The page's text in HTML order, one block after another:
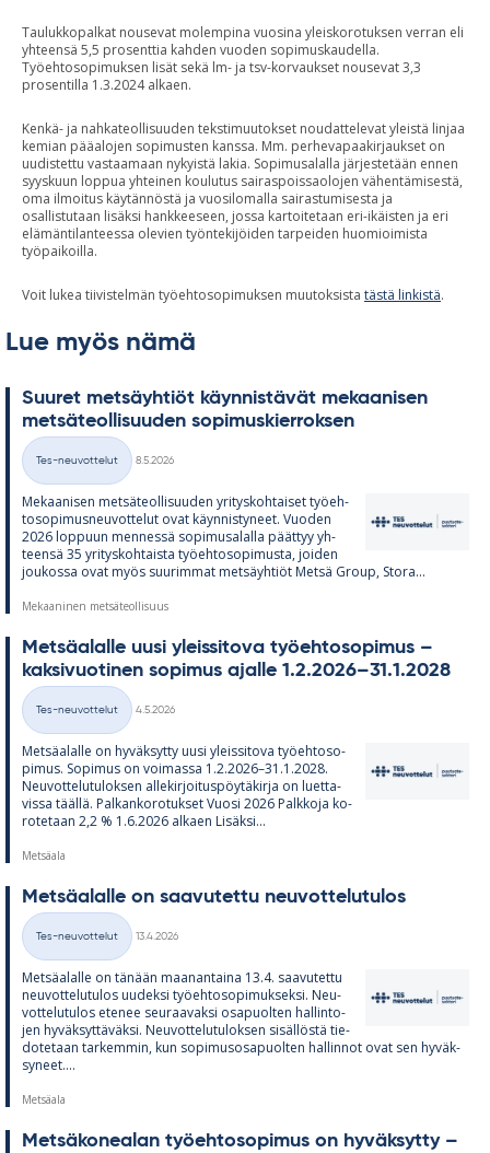
Taulukkopalkat nousevat molempina vuosina yleiskorotuksen verran eli
yhteensä 5,5 prosenttia kahden vuoden sopimuskaudella.
Työehtosopimuksen lisät sekä lm- ja tsv-korvaukset nousevat 3,3
prosentilla 1.3.2024 alkaen.
Kenkä- ja nahkateollisuuden tekstimuutokset noudattelevat yleistä linjaa
kemian pääalojen sopimusten kanssa. Mm. perhevapaakirjaukset on
uudistettu vastaamaan nykyistä lakia. Sopimusalalla järjestetään ennen
syyskuun loppua yhteinen koulutus sairaspoissaolojen vähentämisestä,
oma ilmoitus käytännöstä ja vuosilomalla sairastumisesta ja
osallistutaan lisäksi hankkeeseen, jossa kartoitetaan eri-ikäisten ja eri
elämäntilanteessa olevien työntekijöiden tarpeiden huomioimista
työpaikoilla.
Voit lukea tiivistelmän työehtosopimuksen muutoksista tästä linkistä.
Lue myös nämä
Suu­ret met­säyh­tiöt käyn­nis­tä­vät me­kaa­ni­sen
met­sä­teol­li­suu­den so­pi­mus­kier­rok­sen
Kategoriat
Tes-neuvottelut
8.5.2026
Me­kaa­ni­sen met­sä­teol­li­suu­den yri­tys­koh­tai­set työ­eh­
to­so­pi­mus­neu­vot­te­lut ovat käyn­nis­ty­neet. Vuo­den
2026 lop­puun men­nessä so­pi­musa­lalla päät­tyy yh­
teensä 35 yri­tys­koh­taista työ­eh­to­so­pi­musta, joi­den
jou­kossa ovat myös suu­rim­mat met­säyh­tiöt Metsä Group, Stora...
Mekaaninen metsäteollisuus
Met­sä­alalle uusi yleis­si­tova työ­eh­to­so­pi­mus –
kak­si­vuo­ti­nen so­pi­mus ajalle 1.2.2026–31.1.2028
Kategoriat
Tes-neuvottelut
4.5.2026
Met­sä­alalle on hy­väk­sytty uusi yleis­si­tova työ­eh­to­so­
pi­mus. So­pi­mus on voi­massa 1.2.2026–31.1.2028.
Neu­vot­te­lu­tu­lok­sen al­le­kir­joi­tus­pöy­tä­kirja on luet­ta­
vissa täällä. Pal­kan­ko­ro­tuk­set Vuosi 2026 Palk­koja ko­
ro­te­taan 2,2 % 1.6.2026 al­kaen Li­säksi...
Metsäala
Met­sä­alalle on saa­vu­tettu neu­vot­te­lu­tu­los
Kategoriat
Tes-neuvottelut
13.4.2026
Met­sä­alalle on tä­nään maa­nan­taina 13.4. saa­vu­tettu
neu­vot­te­lu­tu­los uu­deksi työ­eh­to­so­pi­muk­seksi. Neu­
vot­te­lu­tu­los ete­nee seu­raa­vaksi os­a­puol­ten hal­lin­to­
jen hy­väk­syt­tä­väksi. Neu­vot­te­lu­tu­lok­sen si­säl­löstä tie­
do­te­taan tar­kem­min, kun so­pi­mus­os­a­puol­ten hal­lin­not ovat sen hy­väk­
sy­neet....
Metsäala
Met­sä­ko­nea­lan työ­eh­to­so­pi­mus on hy­väk­sytty –